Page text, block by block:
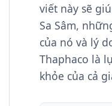
viết này sẽ
Sa Sâm,
của nó và lý
Thaphaco là
khỏe của cả